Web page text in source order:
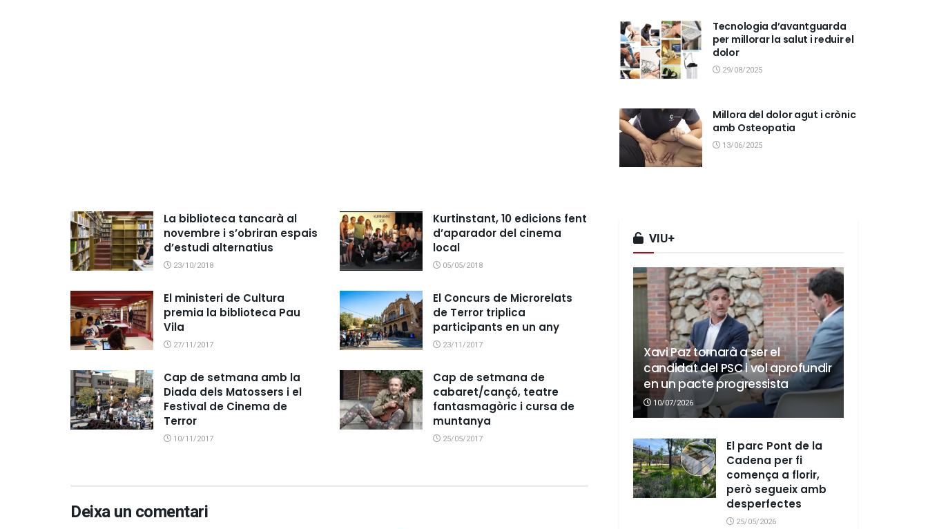
La biblioteca tancarà al
novembre i s’obriran espais
d’estudi alternatius
23/10/2018
Kurtinstant, 10 edicions fent
d’aparador del cinema
local
05/05/2018
El ministeri de Cultura
premia la biblioteca Pau
Vila
27/11/2017
El Concurs de Microrelats
de Terror triplica
participants en un any
23/11/2017
Cap de setmana amb la
Diada dels Matossers i el
Festival de Cinema de
Terror
10/11/2017
Cap de setmana de
cabaret/cançó, teatre
fantasmagòric i cursa de
muntanya
25/05/2017
Deixa un comentari
Tecnologia d’avantguarda
per millorar la salut i reduir el
dolor
29/08/2025
Millora del dolor agut i crònic
amb Osteopatia
13/06/2025
VIU+
Xavi Paz tornarà a ser el
candidat del PSC i vol aprofundir
en un pacte progressista
10/07/2026
El parc Pont de la
Cadena per fi
comença a florir,
però segueix amb
desperfectes
25/05/2026